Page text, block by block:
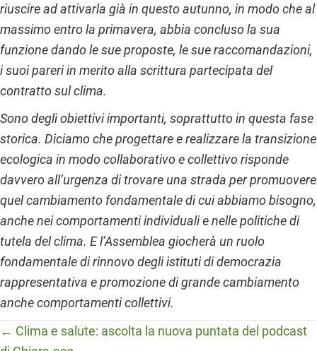
riuscire ad attivarla già in questo autunno, in modo che al
massimo entro la primavera, abbia concluso la sua
funzione dando le sue proposte, le sue raccomandazioni,
i suoi pareri in merito alla scrittura partecipata del
contratto sul clima.
Sono degli obiettivi importanti, soprattutto in questa fase
storica. Diciamo che progettare e realizzare la transizione
ecologica in modo collaborativo e collettivo risponde
davvero all’urgenza di trovare una strada per promuovere
quel cambiamento fondamentale di cui abbiamo bisogno,
anche nei comportamenti individuali e nelle politiche di
tutela del clima. E l’Assemblea giocherà un ruolo
fondamentale di rinnovo degli istituti di democrazia
rappresentativa e promozione di grande cambiamento
anche comportamenti collettivi.
Posts
← Clima e salute: ascolta la nuova puntata del podcast